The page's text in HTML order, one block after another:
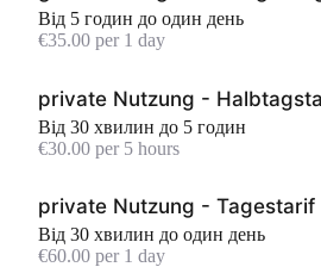
Від 5 годин до один день
€35.00 per 1 day
private Nutzung -
Від 30 хвилин до 5 годин
€30.00 per 5 hours
private Nutzung - Tagestarif
Від 30 хвилин до один день
€60.00 per 1 day